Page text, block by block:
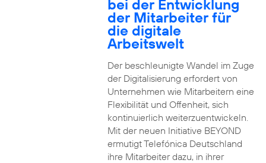
bei der Entwicklung
der Mitarbeiter für
die digitale
Arbeitswelt
Der beschleunigte Wandel im Zuge
der Digitalisierung erfordert von
Unternehmen wie Mitarbeitern eine
Flexibilität und Offenheit, sich
kontinuierlich weiterzuentwickeln.
Mit der neuen Initiative BEYOND
ermutigt Telefónica Deutschland
ihre Mitarbeiter dazu, in ihrer